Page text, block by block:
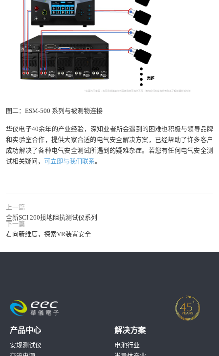
图二：ESM-500 系列与被测物连接
华仪电子40余年的产业经验，深知业者所会遇到的困难也积极与领导品牌
和实验室合作，提供大家合适的电气安全解决方案，已经帮助了许多客户
成功解决了各种电气安全测试所遇到的疑难杂症。若您有任何电气安全测
试相关疑问， 可立即与我们联系。
上一篇
全新SCI 260接地阻抗测试仪系列
下一篇
看向新维度，探索VR装置安全
产品中心
安规测试仪
解决方案
电池行业